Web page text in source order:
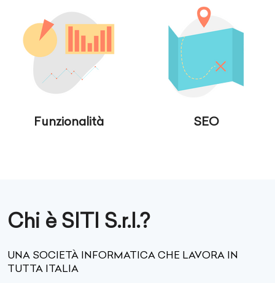
Funzionalità SEO
Chi è SITI S.r.l.?
UNA SOCIETÀ INFORMATICA CHE LAVORA IN
TUTTA ITALIA